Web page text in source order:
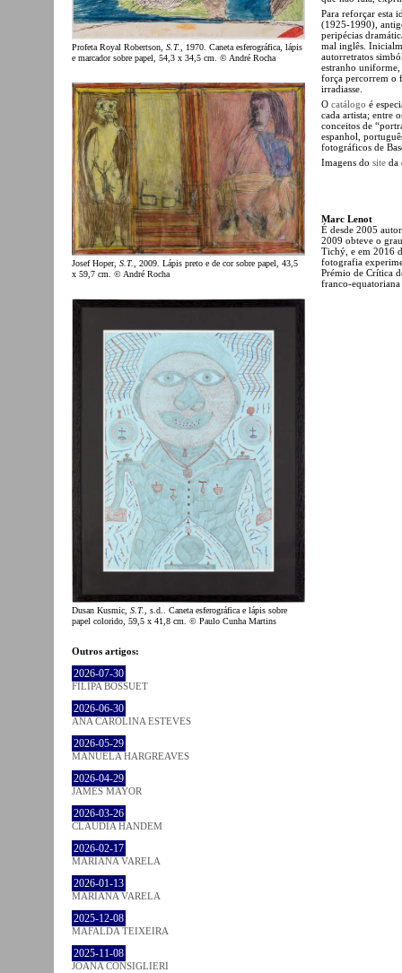
Profeta Royal Robertson, S.T., 1970. Caneta esferográfica, lápis
e marcador sobre papel, 54,3 x 34,5 cm. © André Rocha
Josef Hoper, S.T.
, 2009. Lápis preto e de cor sobre papel, 43,5
x 59,7 cm. © André Rocha
Dusan Kusmic, S.T., s.d.. Caneta esferográfica e lápis sobre
papel colorido, 59,5 x 41,8 cm. © Paulo Cunha Martins
Outros artigos:
2026-07-30
FILIPA BOSSUET
2026-06-30
ANA CAROLINA ESTEVES
2026-05-29
MANUELA HARGREAVES
2026-04-29
JAMES MAYOR
2026-03-26
CLÁUDIA HANDEM
2026-02-17
MARIANA VARELA
2026-01-13
MARIANA VARELA
2025-12-08
MAFALDA TEIXEIRA
2025-11-08
JOANA CONSIGLIERI
Para reforçar esta
(1925-1990),
peripécias
mal inglês.
autorretratos
estranho uniforme,
força percorrem o
irradiasse.
O catálogo é
cada artista; entre
conceitos de
espanhol,
fotográficos de
Imagens do site da
Marc Lenot
É desde 2005
2009 obteve o
Tichý, e em 2016
fotografia
Prémio de Crítica
franco-